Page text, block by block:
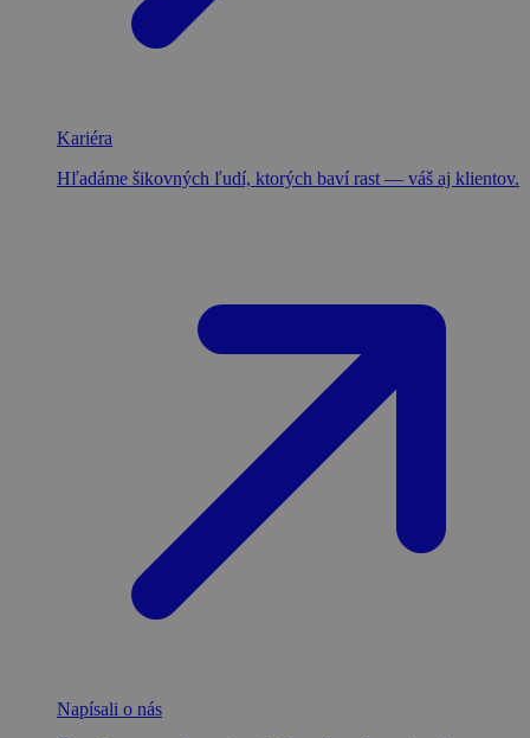
Kariéra
Hľadáme šikovných ľudí, ktorých baví rast — váš aj klientov.
Napísali o nás